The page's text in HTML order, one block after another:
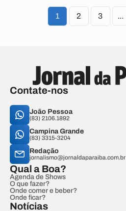
1 2 3 ...
Contate-nos
João Pessoa
(83) 2106.1892
Campina Grande
(83) 3315-3204
Redação
jornalismo@jornaldaparaiba.com.br
Qual a Boa?
Agenda de Shows
O que fazer?
Onde comer e beber?
Onde ficar?
Notícias